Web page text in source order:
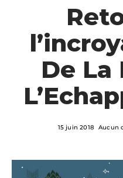
De La
15 juin 2018 Aucun